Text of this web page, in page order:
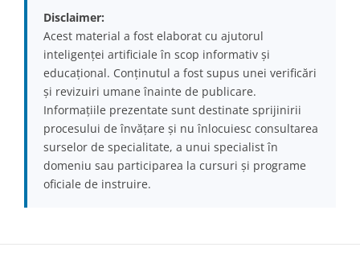
Disclaimer:
Acest material a fost elaborat cu ajutorul
inteligenței artificiale în scop informativ și
educațional. Conținutul a fost supus unei verificări
și revizuiri umane înainte de publicare.
Informațiile prezentate sunt destinate sprijinirii
procesului de învățare și nu înlocuiesc consultarea
surselor de specialitate, a unui specialist în
domeniu sau participarea la cursuri și programe
oficiale de instruire.